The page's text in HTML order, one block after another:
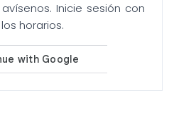
Inicie sesión con
horarios.